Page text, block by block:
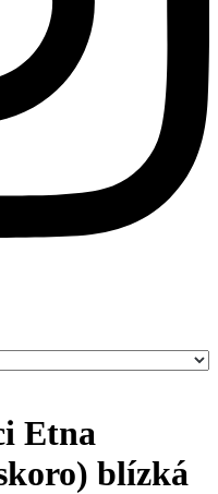
Etna
blízká